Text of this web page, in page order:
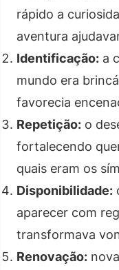
rápido a
aventura
Identificação: a
mundo era
favorecia
Repetição: o
fortalecendo
quais eram os
Disponibilidade:
aparecer com
transformava
Renovação: